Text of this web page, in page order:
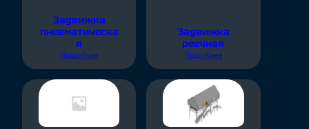
Задвижка
пневматическа
я
Подробнее
Задвижка
реечная
Подробнее